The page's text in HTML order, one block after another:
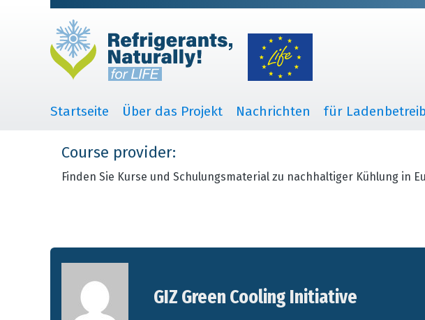
Startseite Über das Projekt Nachrichten für
Course provider:
Finden Sie Kurse und Schulungsmaterial zu nachhaltiger Kühlung in
GIZ Green Cooling Initiative